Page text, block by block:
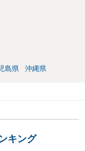
島県 沖縄県
キング